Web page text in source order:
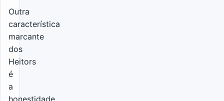
Outra
característica
marcante
dos
Heitors
é
a
honestidade